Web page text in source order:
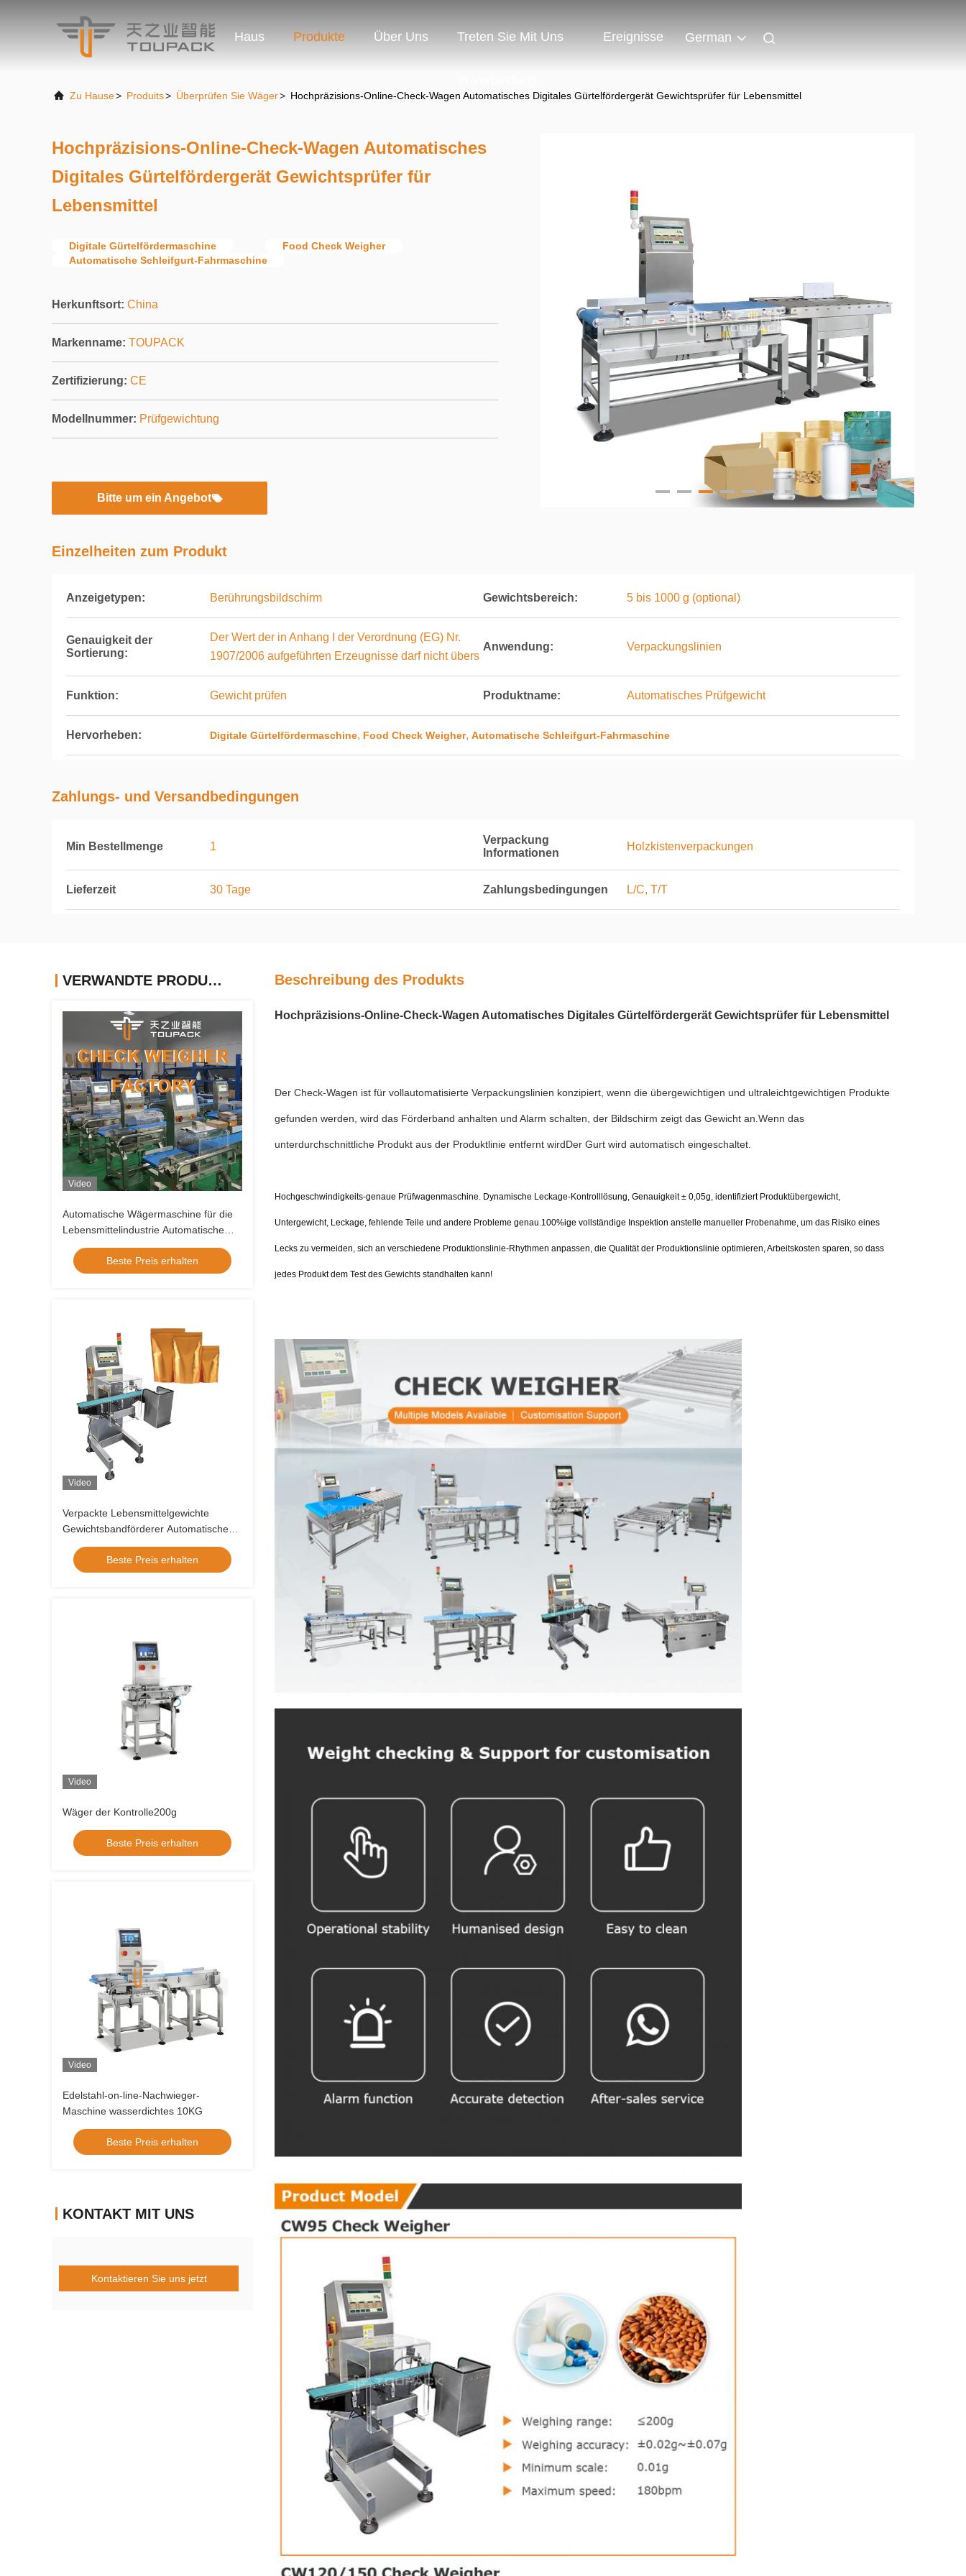
Haus Produkte Über Uns Treten Sie Mit Uns Ereignisse German
Zu Hause> Produits> Überprüfen Sie Wäger> Hochpräzisions-Online-Check-Wagen Automatisches Digitales Gürtelfördergerät Gewichtsprüfer für Lebensmittel
Hochpräzisions-Online-Check-Wagen Automatisches
Digitales Gürtelfördergerät Gewichtsprüfer für
Lebensmittel
Digitale Gürtelfördermaschine
Food Check Weigher
Automatische Schleifgurt-Fahrmaschine
Herkunftsort: China
Markenname: TOUPACK
Zertifizierung: CE
Modellnummer: Prüfgewichtung
Bitte um ein Angebot
Einzelheiten zum Produkt
Anzeigetypen: Berührungsbildschirm Gewichtsbereich: 5 bis 1000 g (optional)
Genauigkeit der
Sortierung:
Der Wert der in Anhang I der Verordnung (EG) Nr.
1907/2006 aufgeführten Erzeugnisse darf nicht übers
Anwendung: Verpackungslinien
Funktion: Gewicht prüfen Produktname: Automatisches Prüfgewicht
Hervorheben: Digitale Gürtelfördermaschine, Food Check Weigher, Automatische Schleifgurt-Fahrmaschine
Zahlungs- und Versandbedingungen
Min Bestellmenge 1
Verpackung
Informationen
Holzkistenverpackungen
Lieferzeit 30 Tage Zahlungsbedingungen L/C, T/T
VERWANDTE PRODUKTE
Video
Automatische Wägermaschine für die
Lebensmittelindustrie Automatische
Gürtelwagermaschine
Beste Preis erhalten
Video
Verpackte Lebensmittelgewichte
Gewichtsbandförderer Automatische
Gewichtsmaschine
Beste Preis erhalten
Video
Wäger der Kontrolle200g
Beste Preis erhalten
Video
Edelstahl-on-line-Nachwieger-
Maschine wasserdichtes 10KG
Beste Preis erhalten
KONTAKT MIT UNS
Kontaktieren Sie uns jetzt
Beschreibung des Produkts
Hochpräzisions-Online-Check-Wagen Automatisches Digitales Gürtelfördergerät Gewichtsprüfer für Lebensmittel
Der Check-Wagen ist für vollautomatisierte Verpackungslinien konzipiert, wenn die übergewichtigen und ultraleichtgewichtigen Produkte
gefunden werden, wird das Förderband anhalten und Alarm schalten, der Bildschirm zeigt das Gewicht an.Wenn das
unterdurchschnittliche Produkt aus der Produktlinie entfernt wirdDer Gurt wird automatisch eingeschaltet.
Hochgeschwindigkeits-genaue Prüfwagenmaschine. Dynamische Leckage-Kontrolllösung, Genauigkeit ± 0,05g, identifiziert Produktübergewicht,
Untergewicht, Leckage, fehlende Teile und andere Probleme genau.100%ige vollständige Inspektion anstelle manueller Probenahme, um das Risiko eines
Lecks zu vermeiden, sich an verschiedene Produktionslinie-Rhythmen anpassen, die Qualität der Produktionslinie optimieren, Arbeitskosten sparen, so dass
jedes Produkt dem Test des Gewichts standhalten kann!